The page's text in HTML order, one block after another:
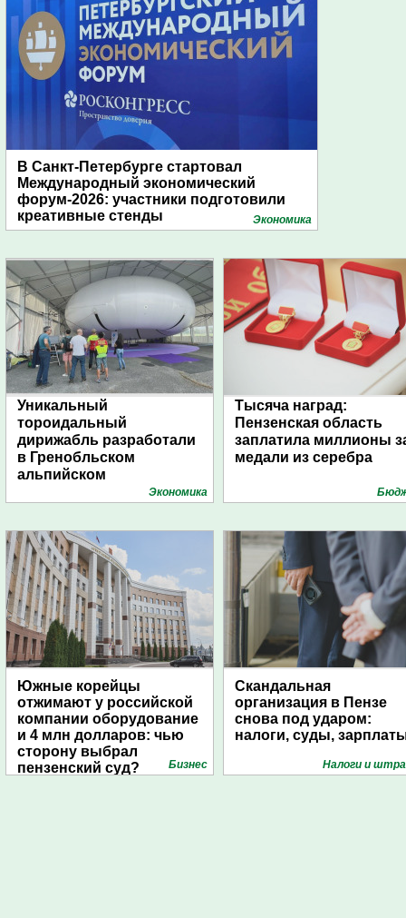
В Санкт-Петербурге стартовал
Международный экономический
форум-2026: участники подготовили
креативные стенды
Экономика
Уникальный
тороидальный
дирижабль разработали
в Гренобльском
альпийском
Экономика
Тысяча наград:
Пензенская область
заплатила миллионы
медали из серебра
Южные корейцы
отжимают у российской
компании оборудование
и 4 млн долларов: чью
сторону выбрал
пензенский суд?
Бизнес
Скандальная
организация в Пензе
снова под ударом:
налоги, суды,
Налоги и